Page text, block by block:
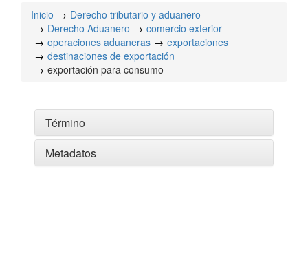
Inicio
Derecho tributario y aduanero
Derecho Aduanero
comercio exterior
operaciones aduaneras
exportaciones
destinaciones de exportación
exportación para consumo
Término
Metadatos